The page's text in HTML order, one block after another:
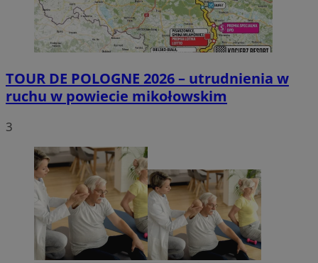
TOUR DE POLOGNE 2026 – utrudnienia w
ruchu w powiecie mikołowskim
3